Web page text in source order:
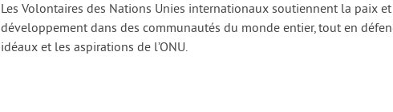
Les Volontaires des Nations Unies internationaux soutiennent la paix
développement dans des communautés du monde entier, tout en
idéaux et les aspirations de l’ONU.